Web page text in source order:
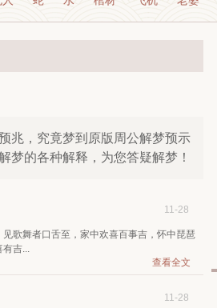
兆，究竟梦到原版周公解梦预示
梦的各种解释，为您答疑解梦！
11-28
歌舞者口舌至，家中欢喜百事吉，怀中琵琶
有吉...
查看全文
11-28